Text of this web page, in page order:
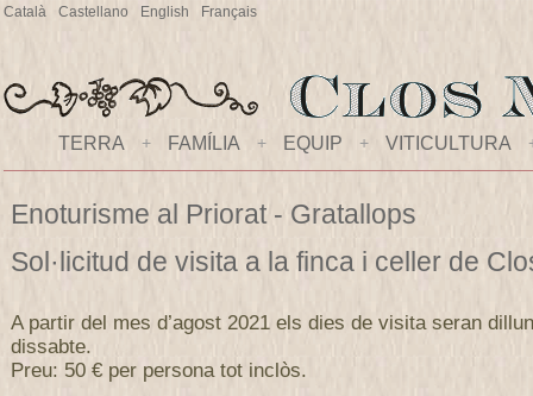
Català Castellano English Français
TERRA + FAMÍLIA + EQUIP + VITICULTURA
Enoturisme al Priorat - Gratallops
Sol·licitud de visita a la finca i celler de
A partir del mes d’agost 2021 els dies de visita seran
dissabte.
Preu: 50 € per persona tot inclòs.